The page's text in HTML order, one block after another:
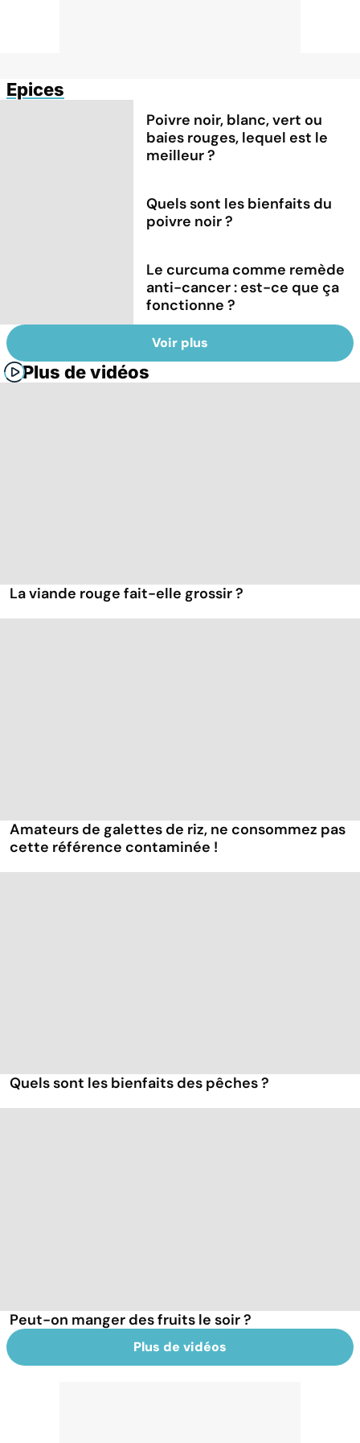
Epices
Poivre noir, blanc, vert ou
baies rouges, lequel est le
meilleur ?
Quels sont les bienfaits du
poivre noir ?
Le curcuma comme remède
anti-cancer : est-ce que ça
fonctionne ?
Voir plus
Plus de vidéos
La viande rouge fait-elle grossir ?
Amateurs de galettes de riz, ne consommez pas
cette référence contaminée !
Quels sont les bienfaits des pêches ?
Peut-on manger des fruits le soir ?
Plus de vidéos